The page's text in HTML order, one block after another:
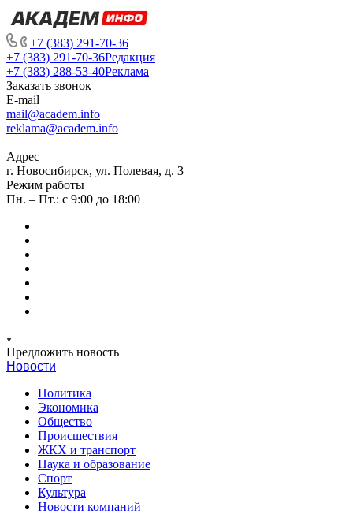
+7 (383) 291-70-36
+7 (383) 291-70-36Редакция
+7 (383) 288-53-40Реклама
Заказать звонок
E-mail
mail@academ.info
reklama@academ.info
Адрес
г. Новосибирск, ул. Полевая, д. 3
Режим работы
Пн. – Пт.: с 9:00 до 18:00
Предложить новость
Новости
Политика
Экономика
Общество
Происшествия
ЖКХ и транспорт
Наука и образование
Спорт
Культура
Новости компаний